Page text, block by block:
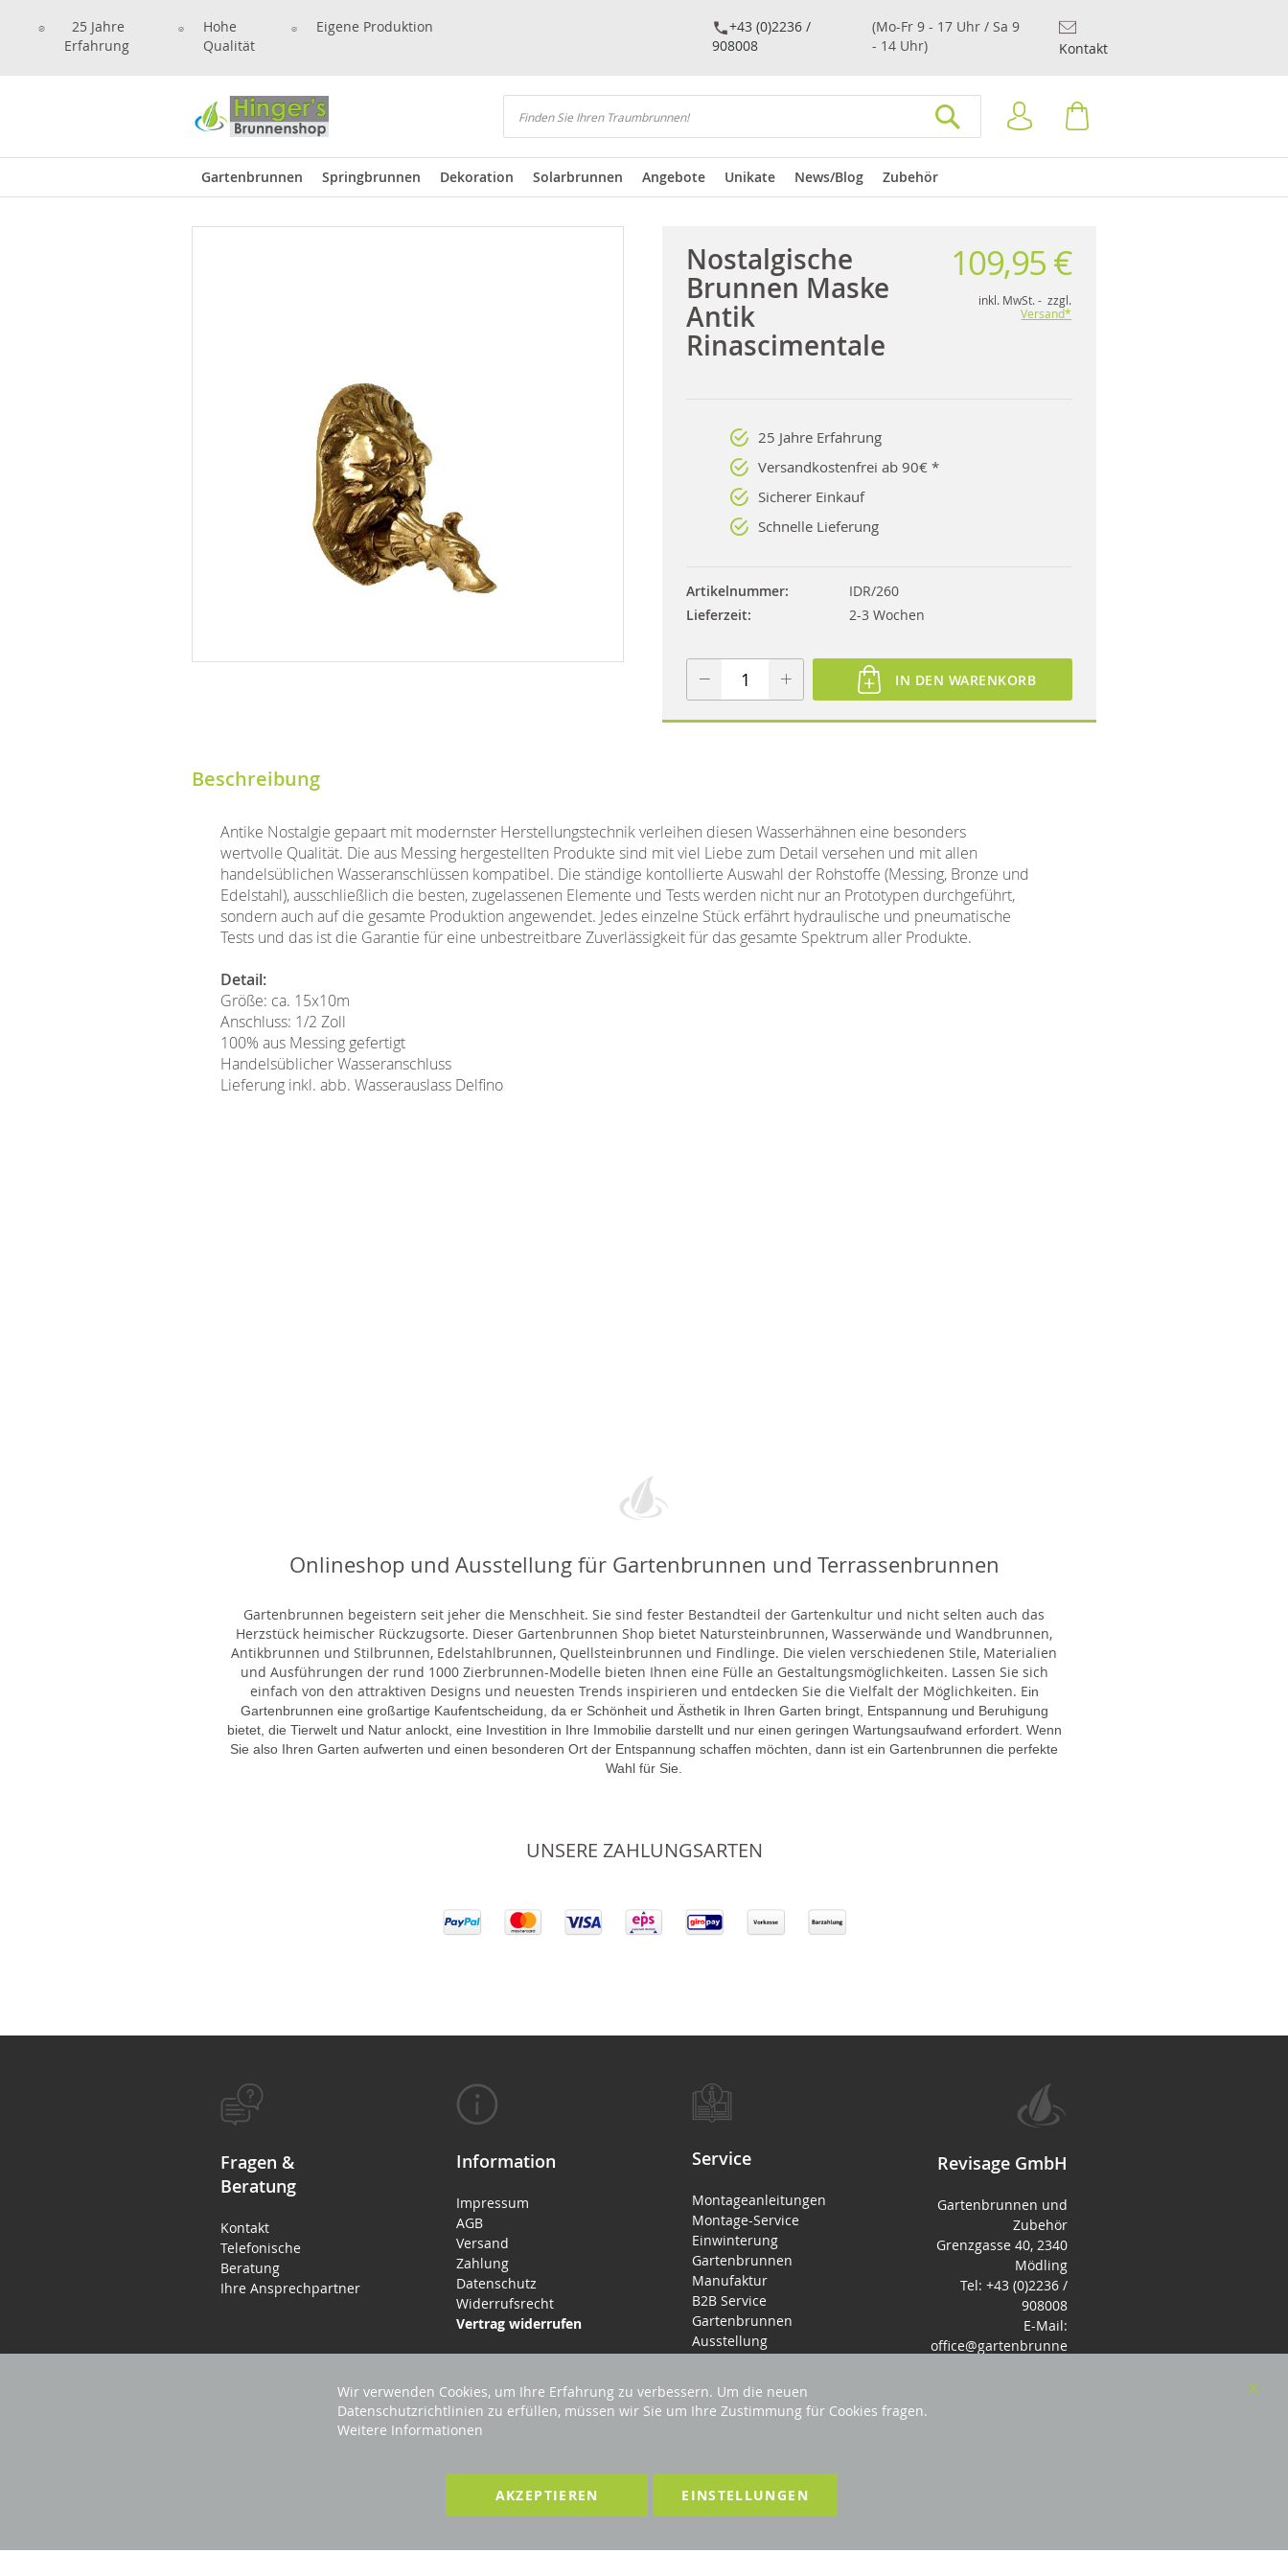
25 Jahre
Erfahrung
Hohe
Qualität
Eigene Produktion
+43 (0)2236 /
908008
(Mo-Fr 9 - 17 Uhr / Sa 9
- 14 Uhr)
Kontakt
Suchen
Anmelden
Gartenbrunnen Springbrunnen Dekoration Solarbrunnen Angebote Unikate News/Blog Zubehör
Nostalgische
Brunnen Maske
Antik
Rinascimentale
109,95 €
inkl. MwSt. - zzgl.
Versand*
25 Jahre Erfahrung
Versandkostenfrei ab 90€ *
Sicherer Einkauf
Schnelle Lieferung
Artikelnummer
IDR/260
Lieferzeit
2-3 Wochen
IN DEN WARENKORB
Beschreibung
Antike Nostalgie gepaart mit modernster Herstellungstechnik verleihen diesen Wasserhähnen eine besonders
wertvolle Qualität. Die aus Messing hergestellten Produkte sind mit viel Liebe zum Detail versehen und mit allen
handelsüblichen Wasseranschlüssen kompatibel. Die ständige kontollierte Auswahl der Rohstoffe (Messing, Bronze und
Edelstahl), ausschließlich die besten, zugelassenen Elemente und Tests werden nicht nur an Prototypen durchgeführt,
sondern auch auf die gesamte Produktion angewendet. Jedes einzelne Stück erfährt hydraulische und pneumatische
Tests und das ist die Garantie für eine unbestreitbare Zuverlässigkeit für das gesamte Spektrum aller Produkte.
Detail:
Größe: ca. 15x10m
Anschluss: 1/2 Zoll
100% aus Messing gefertigt
Handelsüblicher Wasseranschluss
Lieferung inkl. abb. Wasserauslass Delfino
Onlineshop und Ausstellung für Gartenbrunnen und Terrassenbrunnen
Gartenbrunnen begeistern seit jeher die Menschheit. Sie sind fester Bestandteil der Gartenkultur und nicht selten auch das
Herzstück heimischer Rückzugsorte. Dieser Gartenbrunnen Shop bietet Natursteinbrunnen, Wasserwände und Wandbrunnen,
Antikbrunnen und Stilbrunnen, Edelstahlbrunnen, Quellsteinbrunnen und Findlinge. Die vielen verschiedenen Stile, Materialien
und Ausführungen der rund 1000 Zierbrunnen-Modelle bieten Ihnen eine Fülle an Gestaltungsmöglichkeiten. Lassen Sie sich
einfach von den attraktiven Designs und neuesten Trends inspirieren und entdecken Sie die Vielfalt der Möglichkeiten. Ein
Gartenbrunnen eine großartige Kaufentscheidung, da er Schönheit und Ästhetik in Ihren Garten bringt, Entspannung und Beruhigung
bietet, die Tierwelt und Natur anlockt, eine Investition in Ihre Immobilie darstellt und nur einen geringen Wartungsaufwand erfordert. Wenn
Sie also Ihren Garten aufwerten und einen besonderen Ort der Entspannung schaffen möchten, dann ist ein Gartenbrunnen die perfekte
Wahl für Sie.
UNSERE ZAHLUNGSARTEN
Fragen &
Beratung
Kontakt
Telefonische
Beratung
Ihre Ansprechpartner
Information
Impressum
AGB
Versand
Zahlung
Datenschutz
Widerrufsrecht
Vertrag widerrufen
Service
Montageanleitungen
Montage-Service
Einwinterung
Gartenbrunnen
Manufaktur
B2B Service
Gartenbrunnen
Ausstellung
Revisage GmbH
Gartenbrunnen und
Zubehör
Grenzgasse 40, 2340
Mödling
Tel: +43 (0)2236 /
908008
E-Mail:
office@gartenbrunne
Wir verwenden Cookies, um Ihre Erfahrung zu verbessern. Um die neuen
Datenschutzrichtlinien zu erfüllen, müssen wir Sie um Ihre Zustimmung für Cookies fragen.
Weitere Informationen
AKZEPTIEREN EINSTELLUNGEN